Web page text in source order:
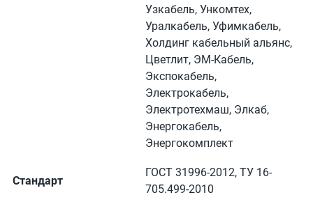
Узкабель, Ункомтех,
Уралкабель, Уфимкабель,
Холдинг кабельный альянс,
Цветлит, ЭМ-Кабель,
Экспокабель,
Электрокабель,
Электротехмаш, Элкаб,
Энергокабель,
Энергокомплект
Стандарт
ГОСТ 31996-2012, ТУ 16-
705.499-2010